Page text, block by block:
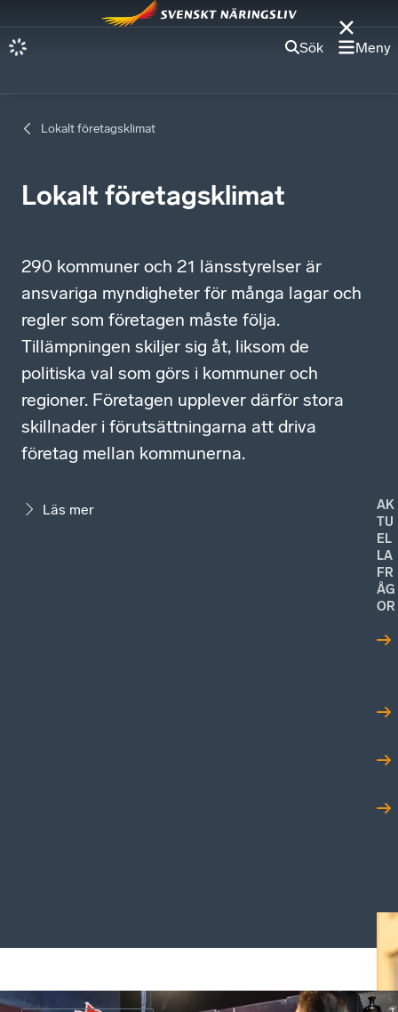
Sök Meny
Lokalt företagsklimat
Lokalt företagsklimat
290 kommuner och 21 länsstyrelser är
ansvariga myndigheter för många lagar och
regler som företagen måste följa.
Tillämpningen skiljer sig åt, liksom de
politiska val som görs i kommuner och
regioner. Företagen upplever därför stora
skillnader i förutsättningarna att driva
företag mellan kommunerna.
Läs mer
AK
TU
EL
LA
FR
ÅG
OR